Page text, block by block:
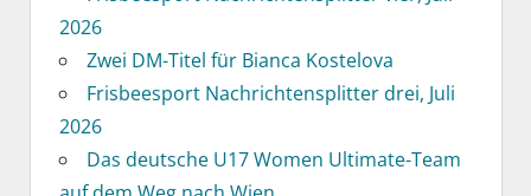
2026
Zwei DM-Titel für Bianca Kostelova
Frisbeesport Nachrichtensplitter drei, Juli
2026
Das deutsche U17 Women Ultimate-Team